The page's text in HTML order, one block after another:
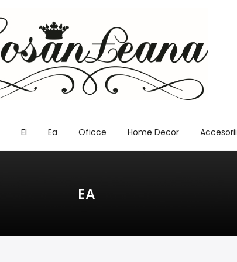
El Ea Oficce Home Decor Accesorii
EA